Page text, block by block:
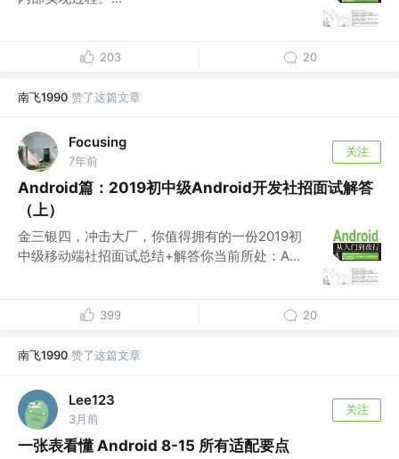
203 20
南飞1990 赞了这篇文章
Focusing
7年前
关注
Android篇：2019初中级Android开发社招面试解答
（上）
金三银四，冲击大厂，你值得拥有的一份2019初
中级移动端社招面试总结+解答你当前所处：A...
399 20
南飞1990 赞了这篇文章
Lee123
3月前
关注
一张表看懂 Android 8-15 所有适配要点